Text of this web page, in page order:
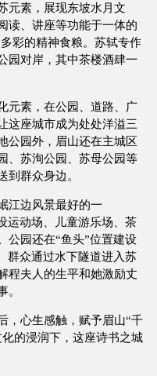
元素，展现东坡水月文
读、讲座等功能于一体的
彩的精神食粮。苏轼专作
园对岸，其中茶楼酒肆一
元素，在公园、道路、广
这座城市成为处处洋溢三
公园外，眉山还在主城区
、苏洵公园、苏母公园等
到群众身边。
江边风景最好的一
运动场、儿童游乐场、茶
公园还在“鱼头”位置建设
群众通过水下隧道进入苏
程夫人的生平和她激励丈
。
，心生感触，赋予眉山“千
的浸润下，这座诗书之城